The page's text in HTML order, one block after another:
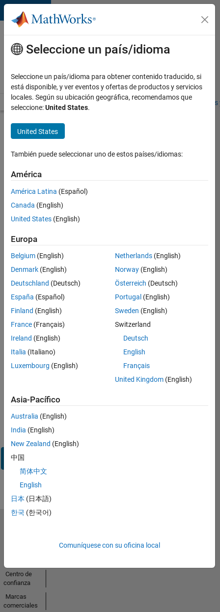
Saltar al contenido
Ofertas
de
empleo
MathWorks
Visión general Búsqueda de empleo Oficinas locales
Enviar
solicitud
Software
Program
Manager
-
Cloud
Inicie
sesión
en
su
cuenta
de
empleo
Dirección de correo electrónico
Contraseña
su
contraseña?
Iniciar
sesión
Seleccione un país/idioma
Seleccione un país/idioma para obtener contenido traducido, si
está disponible, y ver eventos y ofertas de productos y servicios
locales. Según su ubicación geográfica, recomendamos que
seleccione:United States.
United States
También puede seleccionar uno de estos países/idiomas:
América
América Latina (Español)
Canada (English)
United States (English)
Europa
Belgium (English)
Denmark (English)
Deutschland (Deutsch)
España (Español)
Finland (English)
France (Français)
Ireland (English)
Italia (Italiano)
Luxembourg (English)
Netherlands(English)
Norway(English)
Österreich (Deutsch)
Portugal (English)
Sweden (English)
Switzerland
Deutsch
English
Français
United Kingdom(English)
Asia-Pacífico
Australia (English)
India (English)
New Zealand (English)
中国
简体中文
English
日本 (日本語)
한국 (한국어)
Comuníquese con su oficina local
Centro de
confianza
Marcas
comerciales